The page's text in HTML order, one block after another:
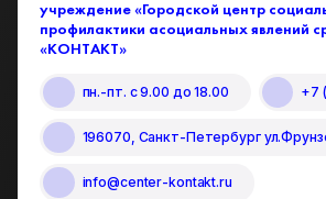
учреждение «Городской центр
профилактики асоциальных явлений
«КОНТАКТ»
пн.-пт. с 9.00 до 18.00 +7
196070, Санкт-Петербург
info@center-kontakt.ru